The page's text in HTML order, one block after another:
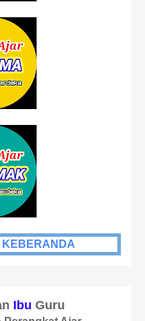
KEBERANDA
Ibu Guru